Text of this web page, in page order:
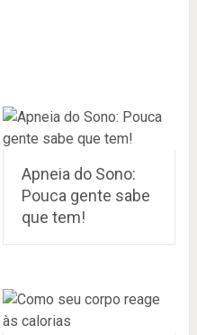
Apneia do Sono:
Pouca gente sabe
que tem!